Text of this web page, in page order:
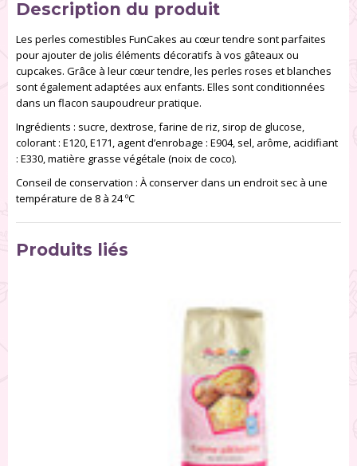
Description du produit
Les perles comestibles FunCakes au cœur tendre sont parfaites
pour ajouter de jolis éléments décoratifs à vos gâteaux ou
cupcakes. Grâce à leur cœur tendre, les perles roses et blanches
sont également adaptées aux enfants. Elles sont conditionnées
dans un flacon saupoudreur pratique.
Ingrédients : sucre, dextrose, farine de riz, sirop de glucose,
colorant : E120, E171, agent d’enrobage : E904, sel, arôme, acidifiant
: E330, matière grasse végétale (noix de coco).
Conseil de conservation : À conserver dans un endroit sec à une
température de 8 à 24 ºC
Produits liés